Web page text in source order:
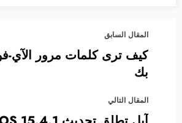
المقال السابق
كيف ترى كلمات مرور الآي-
بك
المقال التالي